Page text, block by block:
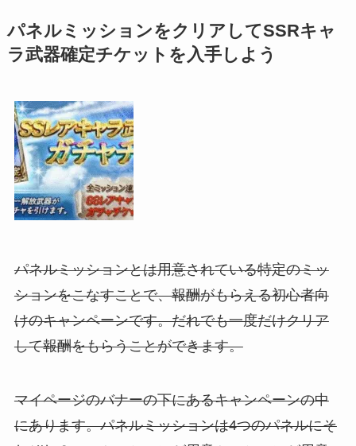
パネルミッションをクリアしてSSRキャ
ラ武器確定チケットを入手しよう
パネルミッションとは用意されている特定のミッ
ションをこなすことで、報酬がもらえる初心者向
けのキャンペーンです。だれでも一度だけクリア
して報酬をもらうことができます。
マイページのバナーの下にあるキャンペーンの中
にあります。パネルミッションは4つのパネルにそ